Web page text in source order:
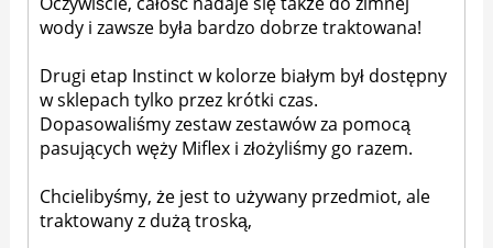
wody i zawsze była bardzo dobrze traktowana!
Drugi etap Instinct w kolorze białym był dostępny
w sklepach tylko przez krótki czas.
Dopasowaliśmy zestaw zestawów za pomocą
pasujących węży Miflex i złożyliśmy go razem.
Chcielibyśmy, że jest to używany przedmiot, ale
traktowany z dużą troską,